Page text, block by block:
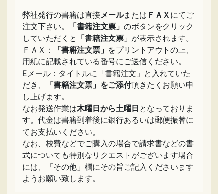
弊社発行の書籍は直接メールまたは ＦＡＸ にてご
注文下さい。
「書籍注文票」 のボタンをクリック
していただくと 「書籍注文票」 が表示されます。
ＦＡＸ：
「書籍注文票」 をプリントアウトの上、
用紙に記載されている番号にご送信ください。
Eメール：タイトルに「書籍注文」と入れていた
だき、
「書籍注文票」をご添付頂きたくお願い申
し上げます。
なお発送作業は木曜日から土曜日 となっておりま
す。代金は書籍到着後に銀行あるいは郵便振替に
てお支払いください。
なお、校費などでご購入の場合で請求書などの書
式についても特別なリクエストがございます場合
には、「その他」欄にその旨ご記入くださいます
ようお願い致します。